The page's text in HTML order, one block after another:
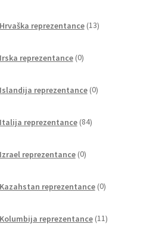
reprezentance 13izdelkov
reprezentance 0izdelkov
reprezentance 0izdelkov
reprezentance 84izdelkov
reprezentance 0izdelkov
reprezentance 0izdelkov
reprezentance 11izdelkov